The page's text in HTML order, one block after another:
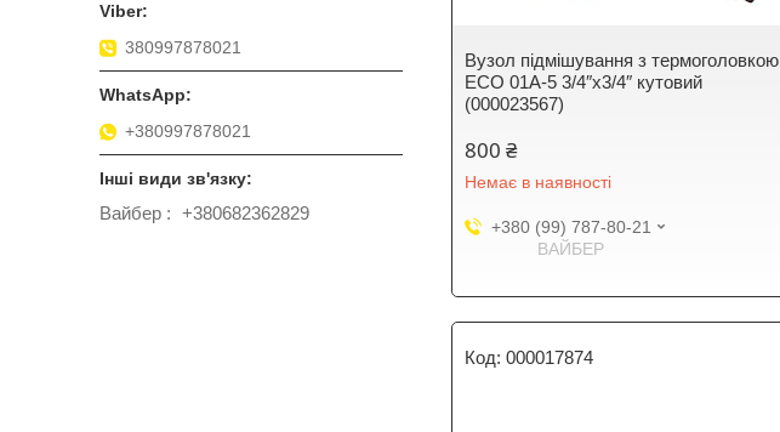
Вузол пiдмiшування з термоголовкою
ECO 01A-5 3/4″х3/4″ кутовий
(000023567)
800 ₴
Немає в наявності
+380 (99) 787-80-21
ВАЙБЕР
000017874
380997878021
+380997878021
Вайбер +380682362829